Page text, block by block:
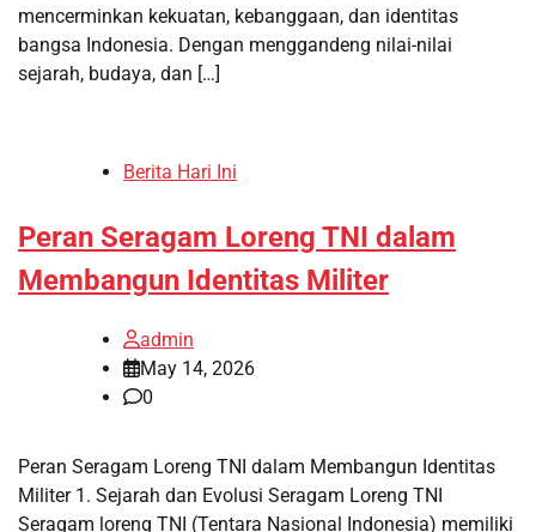
mencerminkan kekuatan, kebanggaan, dan identitas
bangsa Indonesia. Dengan menggandeng nilai-nilai
sejarah, budaya, dan […]
Berita Hari Ini
Peran Seragam Loreng TNI dalam
Membangun Identitas Militer
admin
May 14, 2026
0
Peran Seragam Loreng TNI dalam Membangun Identitas
Militer 1. Sejarah dan Evolusi Seragam Loreng TNI
Seragam loreng TNI (Tentara Nasional Indonesia) memiliki